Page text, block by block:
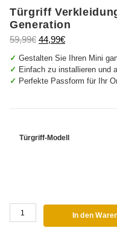
Türgriff
Generation
59,99€ Ursprünglicher
war:
59,99€
44,99€Aktueller
ist:
44,99€.
✓ Gestalten Sie Ihren Mini
✓ Einfach zu installieren und
✓ Perfekte Passform für Ihr
Türgriff-Modell
Türgriff
Verkleidungen
In den